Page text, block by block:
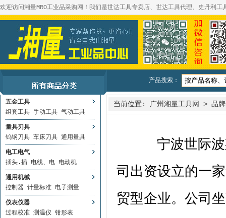
欢迎访问湘量MRO工业品采购网！我们是世达工具专卖店、世达工具代理、史丹利
产品搜索：
五金工具
组套工具 手动工具 气动工具
量具刃具
钨钢刀具 车床刀具 通用量具
电工电气
插头.插 电线、电 电动机
通用机械
控制器 计量标准 电子测量
仪表仪器
过程校准 测温仪 钳形表
当前位置: 广州湘量工具网 > 品
宁波世际波斯
司出资设立的一
贸型企业。公司